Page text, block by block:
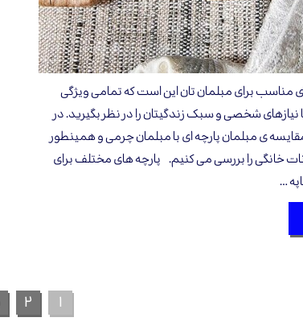
مناسب برای مبلمان تان این است که تمامی ویژگی
شخصی و سبک زندگیتان را در نظر بگیرید. در
مقایسه ی مبلمان پارچه ای با مبلمان چرمی و همینطور
خانگی را بررسی می کنیم. پارچه های مختلف برای
…
۱ ۲